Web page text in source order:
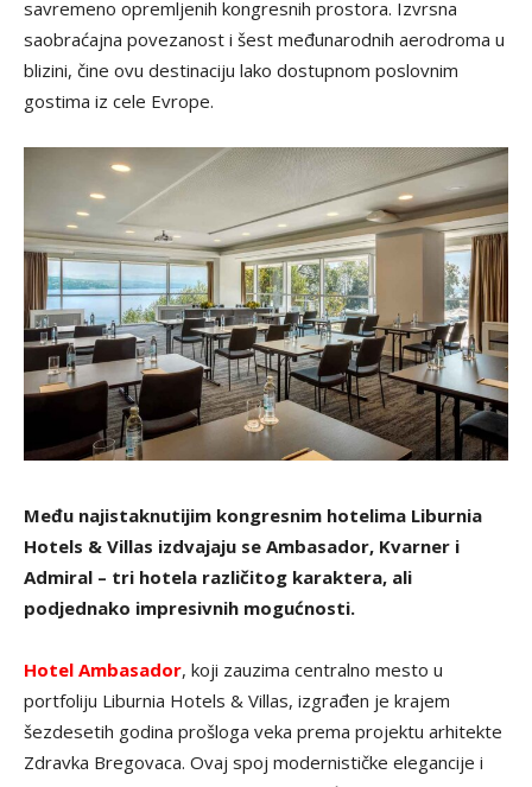
savremeno opremljenih kongresnih prostora. Izvrsna
saobraćajna povezanost i šest međunarodnih aerodroma u
blizini, čine ovu destinaciju lako dostupnom poslovnim
gostima iz cele Evrope.
Među najistaknutijim kongresnim hotelima Liburnia
Hotels & Villas izdvajaju se Ambasador, Kvarner i
Admiral – tri hotela različitog karaktera, ali
podjednako impresivnih mogućnosti.
Hotel Ambasador, koji zauzima centralno mesto u
portfoliju Liburnia Hotels & Villas, izgrađen je krajem
šezdesetih godina prošloga veka prema projektu arhitekte
Zdravka Bregovaca. Ovaj spoj modernističke elegancije i